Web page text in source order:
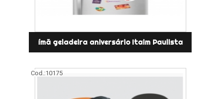
ímã geladeira aniversário Itaim Paulista
Cod.:10175